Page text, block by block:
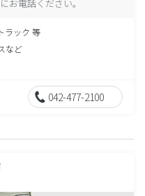
お電話ください。
ラック 等
など
042-477-2100